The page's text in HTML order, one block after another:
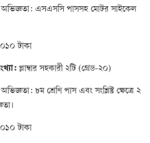
অভিজ্ঞতা: এসএসসি পাসসহ মোটর সাইকেল
টাকা
প্লাম্বার সহকারী ২টি (গ্রেড-২০)
৮ম শ্রেণি পাস এবং সংশ্লিষ্ট ক্ষেত্রে ২
টাকা